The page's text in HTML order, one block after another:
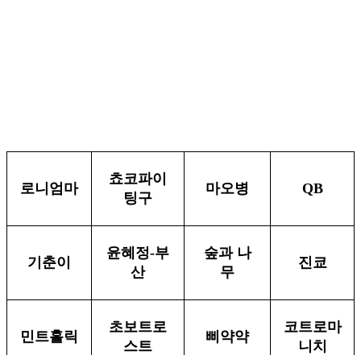
로니엄마
쵸코파이
팅구
마오병 QB
기춘이
윤혜정-부
산
숲과 나
무
진쿄
민트홀릭
초보트로
스트
삐약약
코트로마
니치